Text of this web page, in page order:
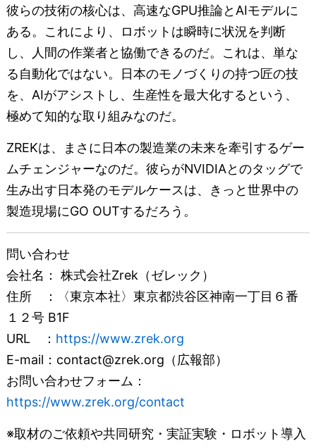
彼らの技術の核心は、高速なGPU推論とAIモデルに
ある。これにより、ロボットは瞬時に状況を判断
し、人間の作業者と協働できるのだ。これは、単な
る自動化ではない。日本のモノづくりの持つ匠の技
を、AIがアシストし、生産性を最大化するという、
極めて知的な取り組みなのだ。
ZREKは、まさに日本の製造業の未来を牽引するゲー
ムチェンジャーなのだ。彼らがNVIDIAとのタッグで
生み出す日本発のモデルケースは、きっと世界中の
製造現場にGO OUTするだろう。
問い合わせ
会社名： 株式会社Zrek（ゼレック）
住所 ：〈東京本社〉東京都渋谷区神南一丁目６番
１２号 B1F
URL ： https://www.zrek.org
E-mail：contact@zrek.org（広報部）
お問い合わせフォーム：
https://www.zrek.org/contact
※取材のご依頼や共同研究・実証実験・ロボット導入